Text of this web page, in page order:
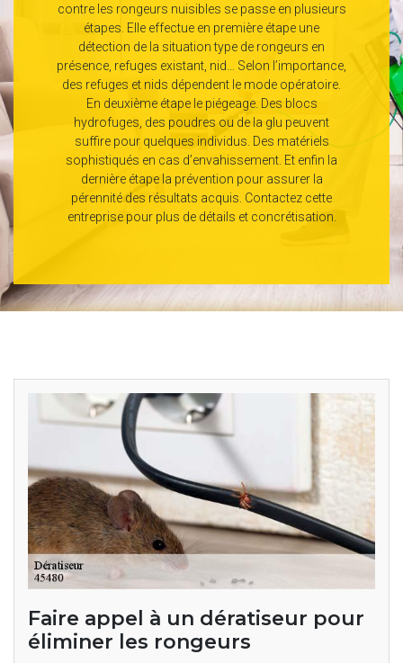
contre les rongeurs nuisibles se passe en plusieurs
étapes. Elle effectue en première étape une
détection de la situation type de rongeurs en
présence, refuges existant, nid… Selon l’importance,
des refuges et nids dépendent le mode opératoire.
En deuxième étape le piégeage. Des blocs
hydrofuges, des poudres ou de la glu peuvent
suffire pour quelques individus. Des matériels
sophistiqués en cas d’envahissement. Et enfin la
dernière étape la prévention pour assurer la
pérennité des résultats acquis. Contactez cette
entreprise pour plus de détails et concrétisation.
Faire appel à un dératiseur pour
éliminer les rongeurs